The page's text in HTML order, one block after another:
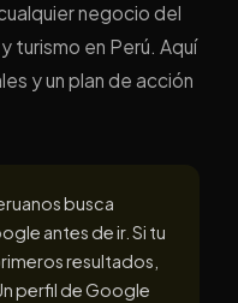
negocio del
turismo en Perú. Aquí
y un plan de acción
busca
antes de ir. Si tu
resultados,
perfil de Google